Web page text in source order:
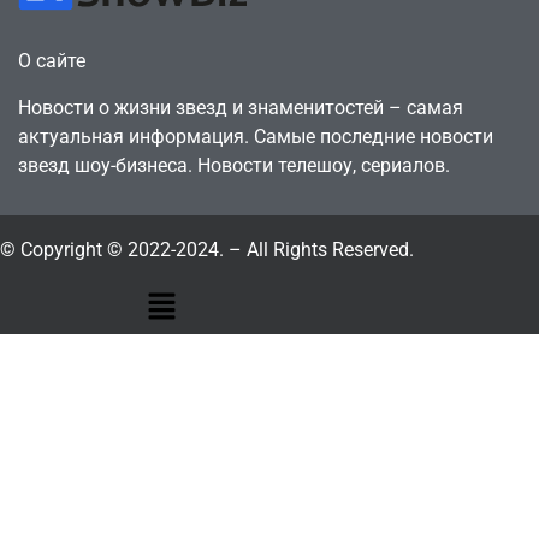
О сайте
Новости о жизни звезд и знаменитостей – самая
актуальная информация. Самые последние новости
звезд шоу-бизнеса. Новости телешоу, сериалов.
© Copyright © 2022-2024. – All Rights Reserved.